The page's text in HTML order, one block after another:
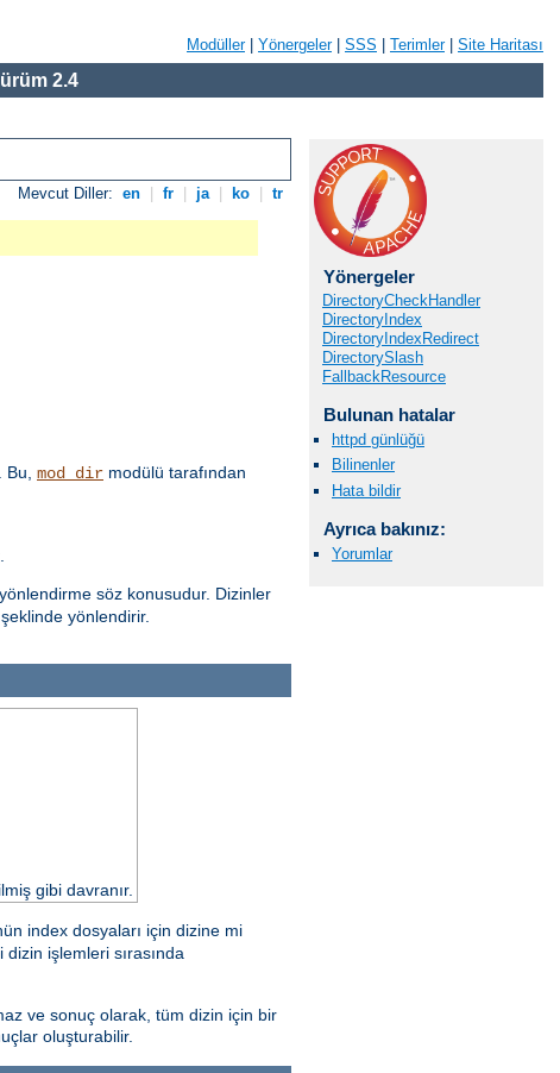
Modüller| Yönergeler| SSS Terimler| Site Haritası
2.4
Mevcut Diller: en fr ja ko tr
Bu, mod_dir modülü tarafından
söz konusudur. Dizinler
şeklinde yönlendirir.
Yönergeler
DirectoryCheckHandler
DirectoryIndex
DirectoryIndexRedirect
DirectorySlash
FallbackResource
Bulunan hatalar
httpd günlüğü
Bilinenler
Hata bildir
Ayrıca bakınız:
Yorumlar
gibi davranır.
index dosyaları için dizine mi
işlemleri sırasında
ve sonuç olarak, tüm dizin için bir
oluşturabilir.